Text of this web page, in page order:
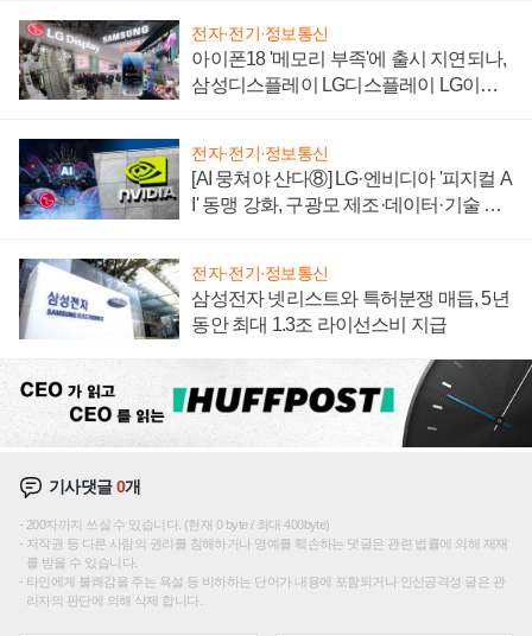
전자·전기·정보통신
아이폰18 '메모리 부족'에 출시 지연되나,
삼성디스플레이 LG디스플레이 LG이노
전자·전기·정보통신
[AI 뭉쳐야 산다⑧] LG·엔비디아 '피지컬 A
I' 동맹 강화, 구광모 제조·데이터·기술 결
전자·전기·정보통신
삼성전자 넷리스트와 특허분쟁 매듭, 5년
동안 최대 1.3조 라이선스비 지급
기사댓글0개
200자까지 쓰실 수 있습니다. (현재 0 byte / 최대 400byte)
저작권 등 다른 사람의 권리를 침해하거나 명예를 훼손하는 댓글은 관련 법률에 의해 제재
를 받을 수 있습니다.
타인에게 불쾌감을 주는 욕설 등 비하하는 단어가 내용에 포함되거나 인신공격성 글은 관
리자의 판단에 의해 삭제 합니다.